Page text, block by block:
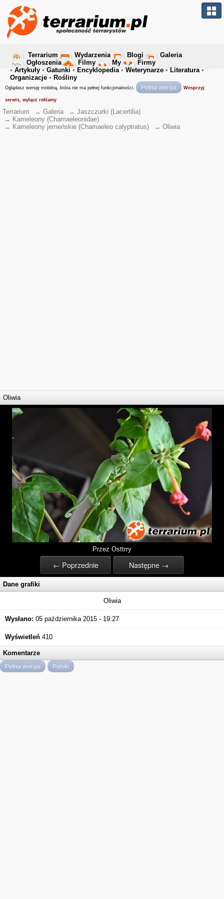
Terrarium Wydarzenia Blogi
Galeria
Ogłoszenia
Filmy My
Firmy
• Artykuły • Gatunki • Encyklopedia• Weterynarze • Literatura•
Organizacje • Rośliny
Oglądasz wersję mobilną, która nie ma pełnej funkcjonalności. Pełna wersja Wesprzyj
serwis, wyłącz reklamy
Terrarium → Galeria → Jaszczurki (Lacertilia)
→ Kameleony (Chamaeleonidae)
→ Kameleony jemeńskie (Chamaeleo calyptratus) → Oliwia
Oliwia
Przez Osttrry
← Poprzednie Następne →
Dane grafiki
Oliwia
Wysłano: 05 października 2015 - 19:27
Wyświetleń 410
Komentarze
Pełna wersja Polski